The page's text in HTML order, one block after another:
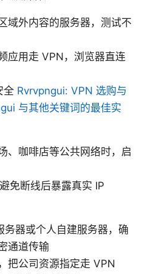
域外内容的服务器，测试不
应用走 VPN，浏览器直连
全 Rvrvpngui: VPN 选购与
与其他关键词的最佳实
、咖啡店等公共网络时，启
免断线后暴露真实 IP
器或个人自建服务器，确
通道传输
把公司资源指定走 VPN